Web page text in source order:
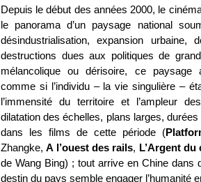
Depuis le début des années 2000, le
le panorama d’un paysage national
désindustrialisation, expansion urbaine,
destructions dues aux politiques de
mélancolique ou dérisoire, ce paysage
comme si l’individu –la vie singulière –
l’immensité du territoire et l’ampleur
dilatation des échelles, plans larges,
dans les films de cette période (
Zhangke,A l’ouest des rails, L’Argent du
de Wang Bing) ; tout arrive en Chine dans
destin du pays semble engager l’humanité